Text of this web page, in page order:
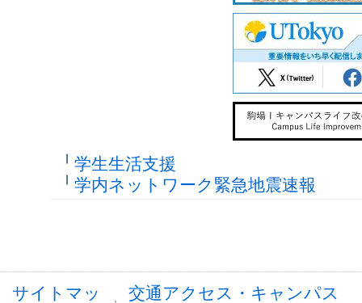
学生生活支援
学内ネットワーク緊急地震速報
サイトマッ
交通アクセス・キャンパス